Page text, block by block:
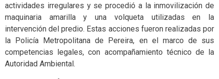
actividades irregulares y se procedió a la inmovilización de
maquinaria amarilla y una volqueta utilizadas en la
intervención del predio. Estas acciones fueron realizadas por
la Policía Metropolitana de Pereira, en el marco de sus
competencias legales, con acompañamiento técnico de la
Autoridad Ambiental.